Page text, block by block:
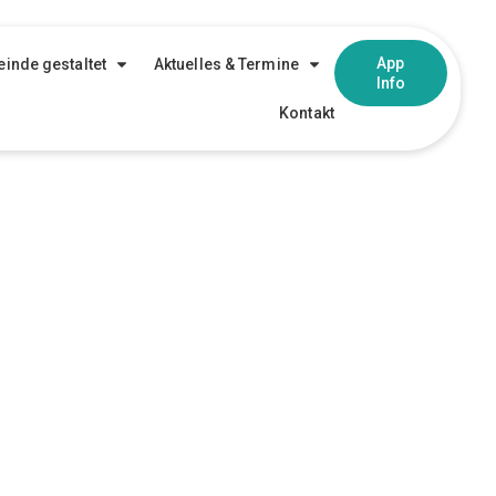
gestaltet Aktuelles & Termine
Kontakt
App
Info